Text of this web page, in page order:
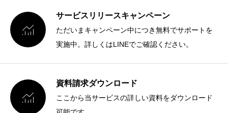

サービスリリースキャンペーン
ただいまキャンペーン中につき無料でサポートを
実施中。詳しくはLINEでご確認ください。

資料請求ダウンロード
ここから当サービスの詳しい資料をダウンロード